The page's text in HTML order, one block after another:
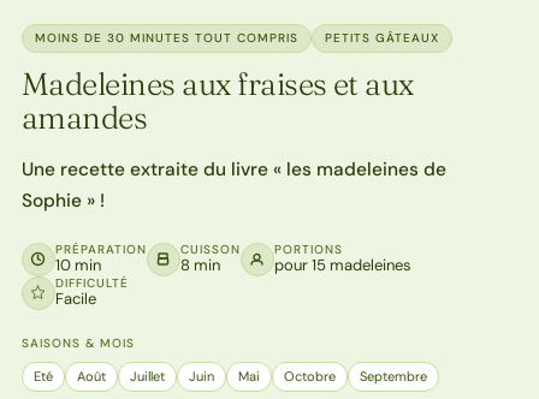
MOINS DE 30 MINUTES TOUT COMPRIS PETITS GÂTEAUX
Madeleines aux fraises et aux
amandes
Une recette extraite du livre « les madeleines de
Sophie » !
PRÉPARATION
10 min
CUISSON
8 min
PORTIONS
pour 15 madeleines
DIFFICULTÉ
Facile
SAISONS & MOIS
Eté Août Juillet Juin Mai Octobre Septembre